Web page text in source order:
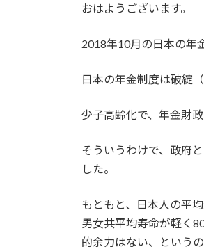
日
:
おはようございます。
2018年10月の日本の年
日本の年金制度は破綻
少子高齢化で、年金財
そういうわけで、政府
した。
もともと、日本人の平
男女共平均寿命が軽く
的余力はない、という